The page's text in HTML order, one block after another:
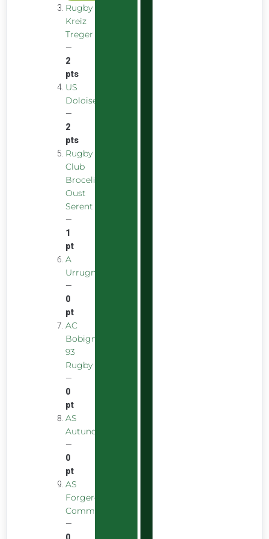
Rugby
Kreiz
Treger
—
2
pts
US
Doloise
—
2
pts
Rugby
Club
Broceliande
Oust
Serent
—
1
pt
A
Urrugnarrak
—
0
pt
AC
Bobigny
93
Rugby
—
0
pt
AS
Autunoise
—
0
pt
AS
Forgeron
Commentryens
—
0